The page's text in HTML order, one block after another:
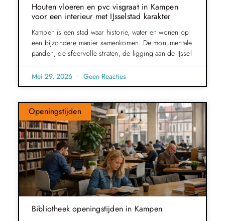
Houten vloeren en pvc visgraat in Kampen
voor een interieur met IJsselstad karakter
Kampen is een stad waar historie, water en wonen op
een bijzondere manier samenkomen. De monumentale
panden, de sfeervolle straten, de ligging aan de IJssel
Mei 29, 2026 Geen Reacties
Openingstijden
Bibliotheek openingstijden in Kampen